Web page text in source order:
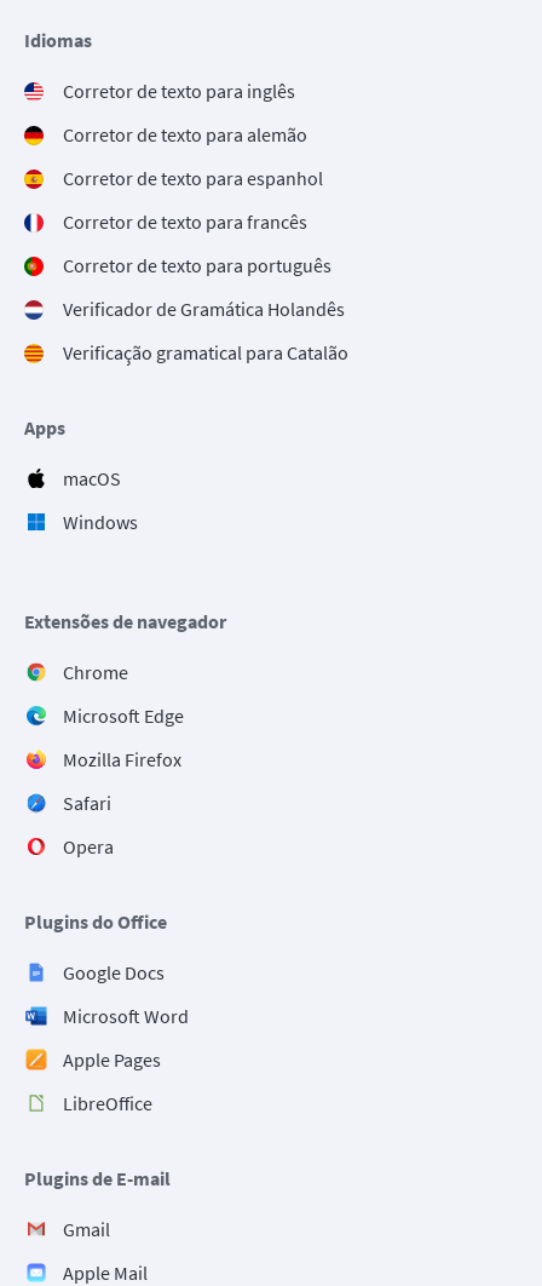
Idiomas
Corretor de texto para inglês
Corretor de texto para alemão
Corretor de texto para espanhol
Corretor de texto para francês
Corretor de texto para português
Verificador de Gramática Holandês
Verificação gramatical para Catalão
Apps
macOS
Windows
Extensões de navegador
Chrome
Microsoft Edge
Mozilla Firefox
Safari
Opera
Plugins do Office
Google Docs
Microsoft Word
Apple Pages
LibreOffice
Plugins de E-mail
Gmail
Apple Mail